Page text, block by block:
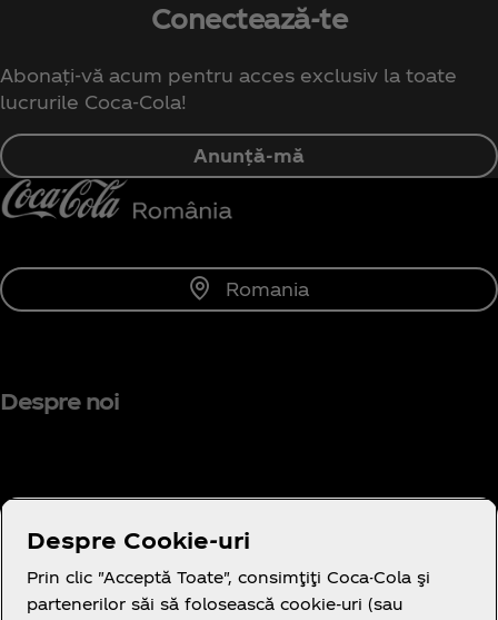
Conectează-te
Abonați-vă acum pentru acces exclusiv la toate
lucrurile Coca‑Cola!
Anunță-mă
Romania
Despre noi
Aveți nevoie de ajutor?
Despre Cookie-uri
Prin clic "Acceptă Toate", consimţiţi Coca-Cola şi
partenerilor săi să folosească cookie-uri (sau